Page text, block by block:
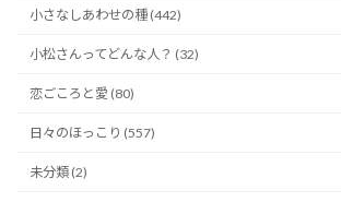
小さなしあわせの種 (442)
小松さんってどんな人？ (32)
恋ごころと愛 (80)
日々のほっこり (557)
未分類 (2)